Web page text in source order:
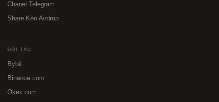
Chanel Telegram
Share Kèo Airdrop
ĐỐI TÁC
Bybit
Binance.com
Okex.com